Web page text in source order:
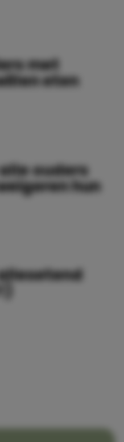
met
eten
ouders
hun